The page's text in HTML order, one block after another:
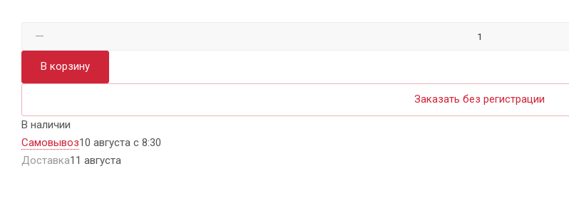
В корзину
Заказать без регистрации
В наличии
Самовывоз10 августа с 8:30
Доставка11 августа